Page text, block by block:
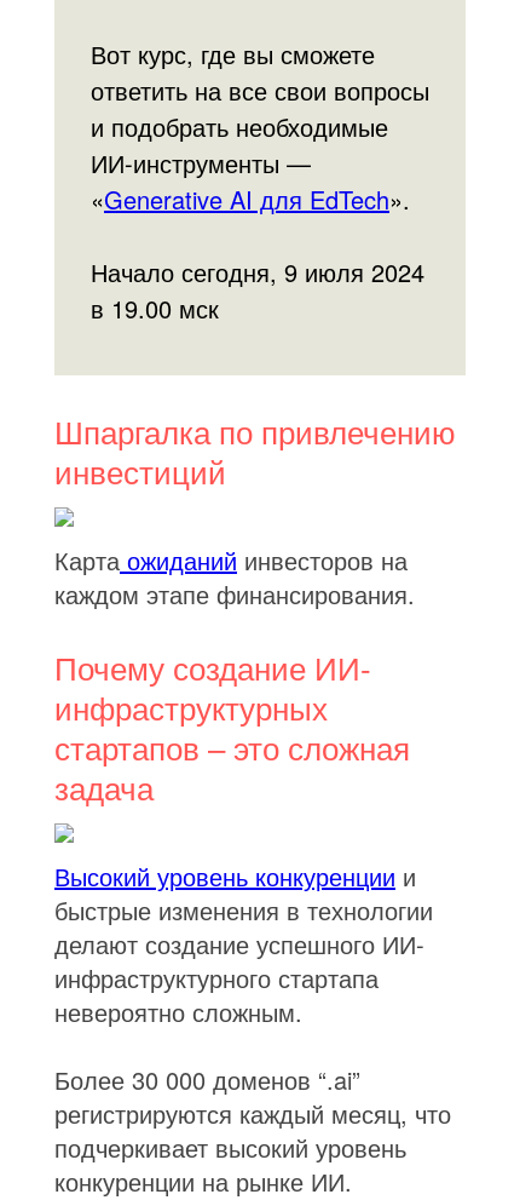
Вот курс, где вы сможете
ответить на все свои вопросы
и подобрать необходимые
ИИ-инструменты —
«Generative AI для EdTech».
Начало сегодня, 9 июля 2024
в 19.00 мск
Шпаргалка по привлечению
инвестиций
Карта ожиданий инвесторов на
каждом этапе финансирования.
Почему создание ИИ-
инфраструктурных
стартапов – это сложная
задача
Высокий уровень конкуренции и
быстрые изменения в технологии
делают создание успешного ИИ-
инфраструктурного стартапа
невероятно сложным.
Более 30 000 доменов “.ai”
регистрируются каждый месяц, что
подчеркивает высокий уровень
конкуренции на рынке ИИ.